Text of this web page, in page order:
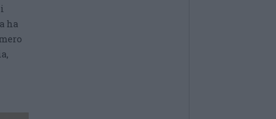
ha